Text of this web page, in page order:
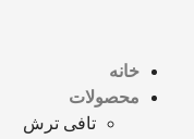
خانه
محصولات
تافی ترش